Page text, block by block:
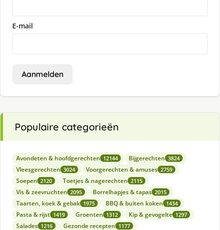
E-mail
Aanmelden
Populaire categorieën
Avondeten & hoofdgerechten 12144 Bijgerechten 3824
Vleesgerechten 3024 Voorgerechten & amuses 2759
Soepen 2120 Toetjes & nagerechten 2115
Vis & zeevruchten 2095 Borrelhapjes & tapas 2015
Taarten, koek & gebak 1975 BBQ & buiten koken 1434
Pasta & rijst 1419 Groenten 1312 Kip & gevogelte 1297
Salades 1216 Gezonde recepten 1177